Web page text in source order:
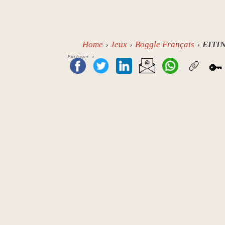
Home Jeux Boggle Français
Partager :
🔑